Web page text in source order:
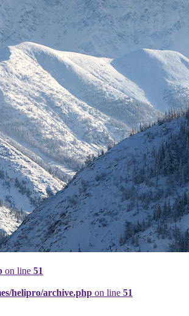
on line 51
helipro/archive.php on line 51